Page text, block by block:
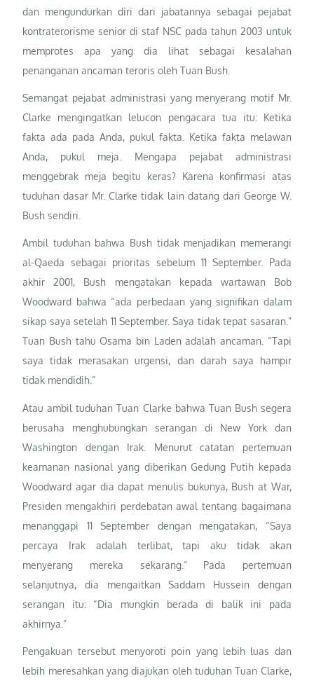
dan mengundurkan diri dari jabatannya sebagai pejabat
kontraterorisme senior di staf NSC pada tahun 2003 untuk
memprotes apa yang dia lihat sebagai kesalahan
penanganan ancaman teroris oleh Tuan Bush.
Semangat pejabat administrasi yang menyerang motif Mr.
Clarke mengingatkan lelucon pengacara tua itu: Ketika
fakta ada pada Anda, pukul fakta. Ketika fakta melawan
Anda, pukul meja. Mengapa pejabat administrasi
menggebrak meja begitu keras? Karena konfirmasi atas
tuduhan dasar Mr. Clarke tidak lain datang dari George W.
Bush sendiri.
Ambil tuduhan bahwa Bush tidak menjadikan memerangi
al-Qaeda sebagai prioritas sebelum 11 September. Pada
akhir 2001, Bush mengatakan kepada wartawan Bob
Woodward bahwa “ada perbedaan yang signifikan dalam
sikap saya setelah 11 September. Saya tidak tepat sasaran.”
Tuan Bush tahu Osama bin Laden adalah ancaman. “Tapi
saya tidak merasakan urgensi, dan darah saya hampir
tidak mendidih.”
Atau ambil tuduhan Tuan Clarke bahwa Tuan Bush segera
berusaha menghubungkan serangan di New York dan
Washington dengan Irak. Menurut catatan pertemuan
keamanan nasional yang diberikan Gedung Putih kepada
Woodward agar dia dapat menulis bukunya, Bush at War,
Presiden mengakhiri perdebatan awal tentang bagaimana
menanggapi 11 September dengan mengatakan, “Saya
percaya Irak adalah terlibat, tapi aku tidak akan
menyerang mereka sekarang.” Pada pertemuan
selanjutnya, dia mengaitkan Saddam Hussein dengan
serangan itu: “Dia mungkin berada di balik ini pada
akhirnya.”
Pengakuan tersebut menyoroti poin yang lebih luas dan
lebih meresahkan yang diajukan oleh tuduhan Tuan Clarke,